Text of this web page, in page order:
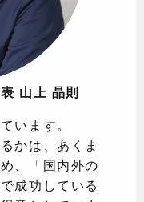
山上 晶則
います。
かは、あくま
、「国内外の
成功している